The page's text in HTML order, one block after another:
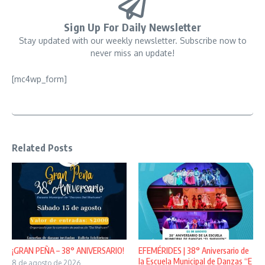
Sign Up For Daily Newsletter
Stay updated with our weekly newsletter. Subscribe now to
never miss an update!
[mc4wp_form]
Related Posts
¡GRAN PEÑA – 38° ANIVERSARIO!
8 de agosto de 2026
EFEMÉRIDES | 38° Aniversario de
la Escuela Municipal de Danzas “E